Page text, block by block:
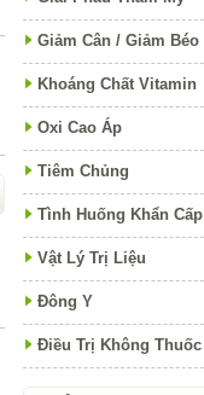
Giảm Cân / Giảm Béo
Khoáng Chất Vitamin
Oxi Cao Áp
Tiêm Chủng
Tình Huống Khẩn Cấp
Vật Lý Trị Liệu
Đông Y
Điều Trị Không Thuốc